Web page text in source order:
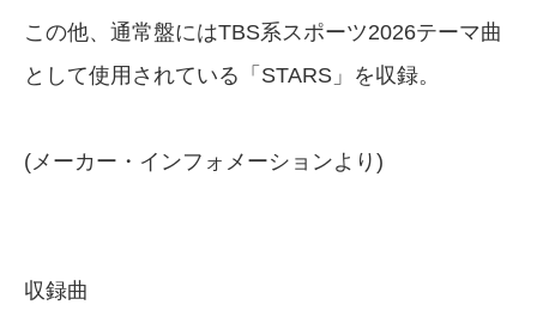
この他、通常盤にはTBS系スポーツ2026テーマ曲
として使用されている「STARS」を収録。
(メーカー・インフォメーションより)
収録曲